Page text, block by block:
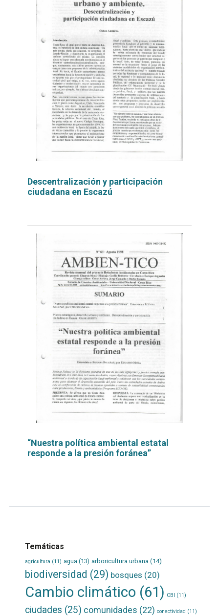
Descentralización y participación
ciudadana en Escazú
“Nuestra política ambiental estatal
responde a la presión foránea”
Temáticas
agricultura (11) agua (13) arboricultura urbana (14)
biodiversidad (29) bosques (20)
Cambio climático (61) CBI (11)
ciudades (25) comunidades (22) conectividad (11)